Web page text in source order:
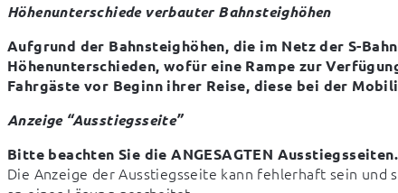
Höhenunterschiede verbauter Bahnsteighöhen
Aufgrund der Bahnsteighöhen, die im Netz der S-
Höhenunterschieden, wofür eine Rampe zur
Fahrgäste vor Beginn ihrer Reise, diese bei der
Anzeige “Ausstiegsseite”
Bitte beachten Sie die ANGESAGTEN Ausstiegsseiten.
Die Anzeige der Ausstiegsseite kann fehlerhaft sein und